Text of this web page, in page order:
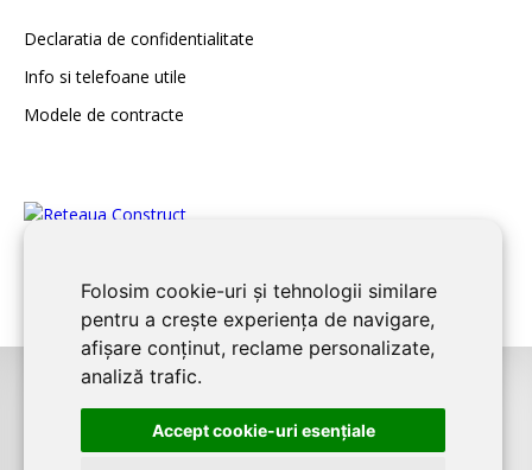
Folosim cookie-uri și tehnologii similare
pentru a crește experiența de navigare,
afișare conținut, reclame personalizate,
analiză trafic.
Accept cookie-uri esenţiale
Declaratia de confidentialitate
Info si telefoane utile
Modele de contracte
CONSTANTA CONSTRUCTeste un serviciu de promovare online
pentru firme. Proiect digital dezvoltat deLIVE COMMUNICATIONS SRL